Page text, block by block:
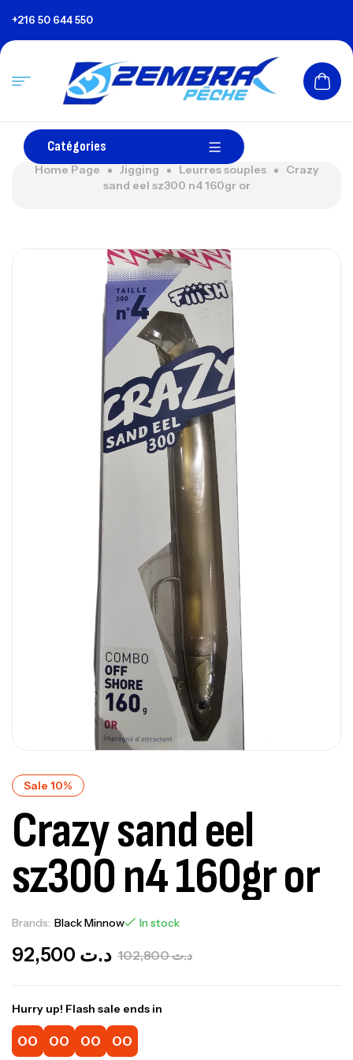
+216 50 644 550
Catégories
Home Page Jigging Leurres souples
Crazy
sand eel sz300 n4 160gr or
Sale 10%
Crazy sand eel
sz300 n4 160gr or
Brands: Black Minnow In stock
د.ت102,800 د.ت
Hurry up! Flash sale ends in
00 00 00 00